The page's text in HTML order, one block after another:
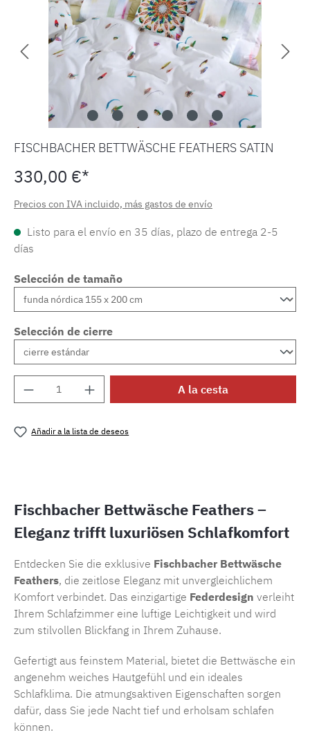
FISCHBACHER BETTWÄSCHE FEATHERS SATIN
330,00 €*
Precios con IVA incluido, más gastos de envío
Listo para el envío en 35 días, plazo de entrega 2-5
días
Selección de tamaño
Selección de cierre
Cantidad del producto: introduce la
A la cesta
Añadir a la lista de deseos
Fischbacher Bettwäsche Feathers –
Eleganz trifft luxuriösen Schlafkomfort
Entdecken Sie die exklusive Fischbacher Bettwäsche
Feathers, die zeitlose Eleganz mit unvergleichlichem
Komfort verbindet. Das einzigartige Federdesign verleiht
Ihrem Schlafzimmer eine luftige Leichtigkeit und wird
zum stilvollen Blickfang in Ihrem Zuhause.
Gefertigt aus feinstem Material, bietet die Bettwäsche ein
angenehm weiches Hautgefühl und ein ideales
Schlafklima. Die atmungsaktiven Eigenschaften sorgen
dafür, dass Sie jede Nacht tief und erholsam schlafen
können.